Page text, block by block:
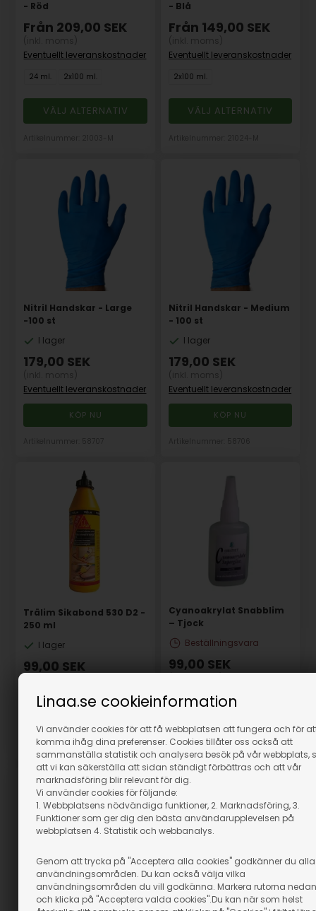
Linaa.se cookieinformation
Vi använder cookies för att få webbplatsen att fungera och för
komma ihåg dina preferenser. Cookies tillåter oss också att
sammanställa statistik och analysera besök på vår webbplats,
att vi kan säkerställa att sidan ständigt förbättras och att vår
marknadsföring blir relevant för dig.
Vi använder cookies för följande:
1. Webbplatsens nödvändiga funktioner, 2. Marknadsföring, 3.
Funktioner som ger dig den bästa användarupplevelsen på
webbplatsen 4. Statistik och webbanalys.
Genom att trycka på "Acceptera alla cookies" godkänner du alla
användningsområden. Du kan också välja vilka
användningsområden du vill godkänna. Markera rutorna nedan
och klicka på "Acceptera valda cookies".Du kan när som helst
- Röd
Från 209,00 SEK
Eventuellt leveranskostnader
24 ml. 2x100 ml.
VÄLJ ALTERNATIV
- Blå
Från 149,00 SEK
Eventuellt leveranskostnader
2x100 ml.
VÄLJ ALTERNATIV
Nitril Handskar - Large
-100 st
I lager
179,00 SEK
Eventuellt leveranskostnader
Nitril Handskar - Medium
- 100 st
I lager
179,00 SEK
Eventuellt leveranskostnader
Trälim Sikabond 530 D2 -
250 ml
I lager
99,00 SEK
Eventuellt leveranskostnader
Artikelnummer: 21010
Cyanoakrylat Snabblim
– Tjock
Beställningsvara
99,00 SEK
Artikelnummer: 21114M